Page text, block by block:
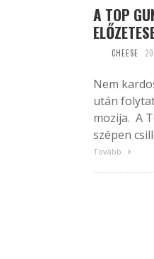
A TOP
CHEESE
Nem
után
mozija. A
szépen
Tovább